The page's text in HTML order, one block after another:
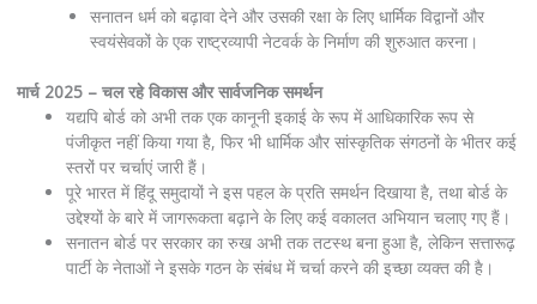
सनातन धर्म को बढ़ावा देने और उसकी रक्षा के लिए धार्मिक विद्वानों और
स्वयंसेवकों के एक राष्ट्रव्यापी नेटवर्क के निर्माण की शुरुआत करना।
मार्च 2025 – चल रहे विकास और सार्वजनिक समर्थन
यद्यपि बोर्ड को अभी तक एक कानूनी इकाई के रूप में आधिकारिक रूप से
पंजीकृत नहीं किया गया है, फिर भी धार्मिक और सांस्कृतिक संगठनों के भीतर कई
स्तरों पर चर्चाएं जारी हैं।
पूरे भारत में हिंदू समुदायों ने इस पहल के प्रति समर्थन दिखाया है, तथा बोर्ड के
उद्देश्यों के बारे में जागरूकता बढ़ाने के लिए कई वकालत अभियान चलाए गए हैं।
सनातन बोर्ड पर सरकार का रुख अभी तक तटस्थ बना हुआ है, लेकिन सत्तारूढ़
पार्टी के नेताओं ने इसके गठन के संबंध में चर्चा करने की इच्छा व्यक्त की है।